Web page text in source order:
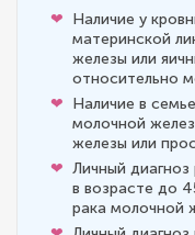
Наличие у
материнской
железы или
относительно
Наличие в
молочной
железы или
Личный
в возрасте до
рака молочной